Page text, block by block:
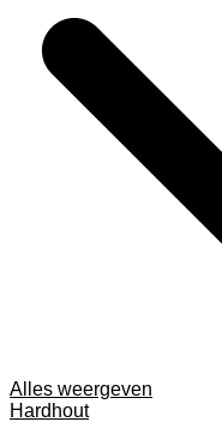
Alles weergeven
Hardhout